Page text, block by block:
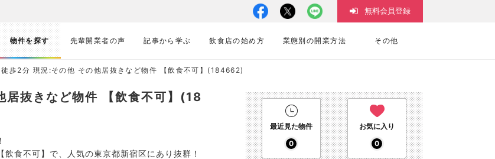
物件を探す 先輩開業者の声 記事から学ぶ 飲食店の始め方 業態別の開業方法 その他
無料会員登録
歩2分 現況:その他 その他居抜きなど物件 【飲食不可】(184662)
抜きなど物件 【飲食不可】(18
食不可】で、人気の東京都新宿区にあり抜群！
最近見た物件
0
お気に入り
0